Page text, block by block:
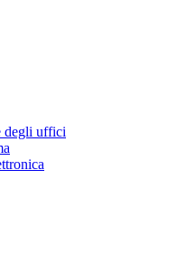
degli uffici